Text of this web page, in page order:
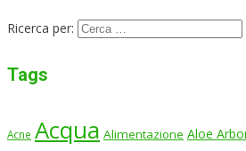
Ricerca per:
Tags
Acne Acqua Alimentazione Aloe